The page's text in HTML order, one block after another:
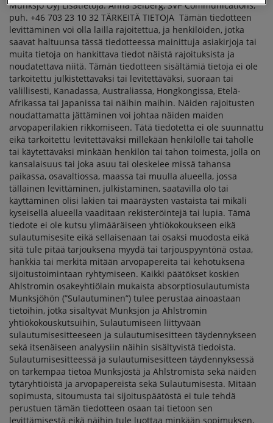
Munksjö Oyj Lisätietoja: Anna Selberg, SVP Communications,
puh. +46 703 23 10 32 TÄRKEITÄ TIETOJA Tämän tiedotteen
levittäminen voi olla lailla rajoitettua, ja henkilöiden, jotka
saavat haltuunsa tässä tiedotteessa mainittuja asiakirjoja tai
muita tietoja on hankittava tiedot näistä rajoituksista ja
noudatettava niitä. Tämän tiedotteen sisältämiä tietoja ei ole
tarkoitettu julkistettavaksi tai levitettäväksi, suoraan tai
välillisesti, Kanadassa, Australiassa, Hongkongissa, Etelä-
Afrikassa tai Japanissa tai näihin maihin. Näiden rajoitusten
noudattamatta jättäminen voi johtaa näiden maiden
arvopaperilakien rikkomiseen. Tätä tiedotetta ei ole suunnattu
eikä tarkoitettu levitettäväksi millekään henkilölle tai taholle
tai käytettäväksi minkään henkilön tai tahon toimesta, jolla on
kansalaisuus tai joka asuu tai oleskelee missä tahansa
paikassa, osavaltiossa, maassa tai muulla alueella, jossa
tällainen levittäminen, julkistaminen, saatavilla olo tai
käyttäminen olisi lakien tai määräysten vastaista tai mikäli
kyseisellä alueella vaaditaan rekisteröintejä tai lupia. Tämä
tiedote ei ole kutsu ylimääräiseen yhtiökokoukseen eikä
sulautumisesite eikä sellaisenaan tai osaksi muodosta eikä
sitä tule pitää tarjouksena myydä tai tarjouspyyntönä ostaa,
hankkia tai merkitä mitään arvopapereita tai kehotuksena
sijoitustoimintaan ryhtymiseen. Kaikki päätökset koskien
Ahlstromin osakeyhtiölain mukaista absorptiosulautumista
Munksjöhön (”Sulautuminen”) tulee perustaa ainoastaan
tietoihin, jotka sisältyvät Munksjön ja Ahlstromin
yhtiökokouskutsuihin, Sulautumiseen liittyvään
sulautumisesitteeseen ja sulautumisesitteen täydennykseen
sekä itsenäiseen analyysiin näihin sisältyvistä tiedoista.
Sulautumisesitteessä ja sulautumisesitteen täydennyksessä
on tarkempaa tietoa Munksjöstä ja Ahlstromista sekä näiden
tytäryhtiöistä ja arvopapereista sekä Sulautumisesta. Mitään
sopimusta, sitoumusta tai sijoituspäätöstä ei tule tehdä
perustuen tämän tiedotteen osaan tai tietoon sen
levittämisestä eikä näihin tule luottaa minkään sopimuksen,